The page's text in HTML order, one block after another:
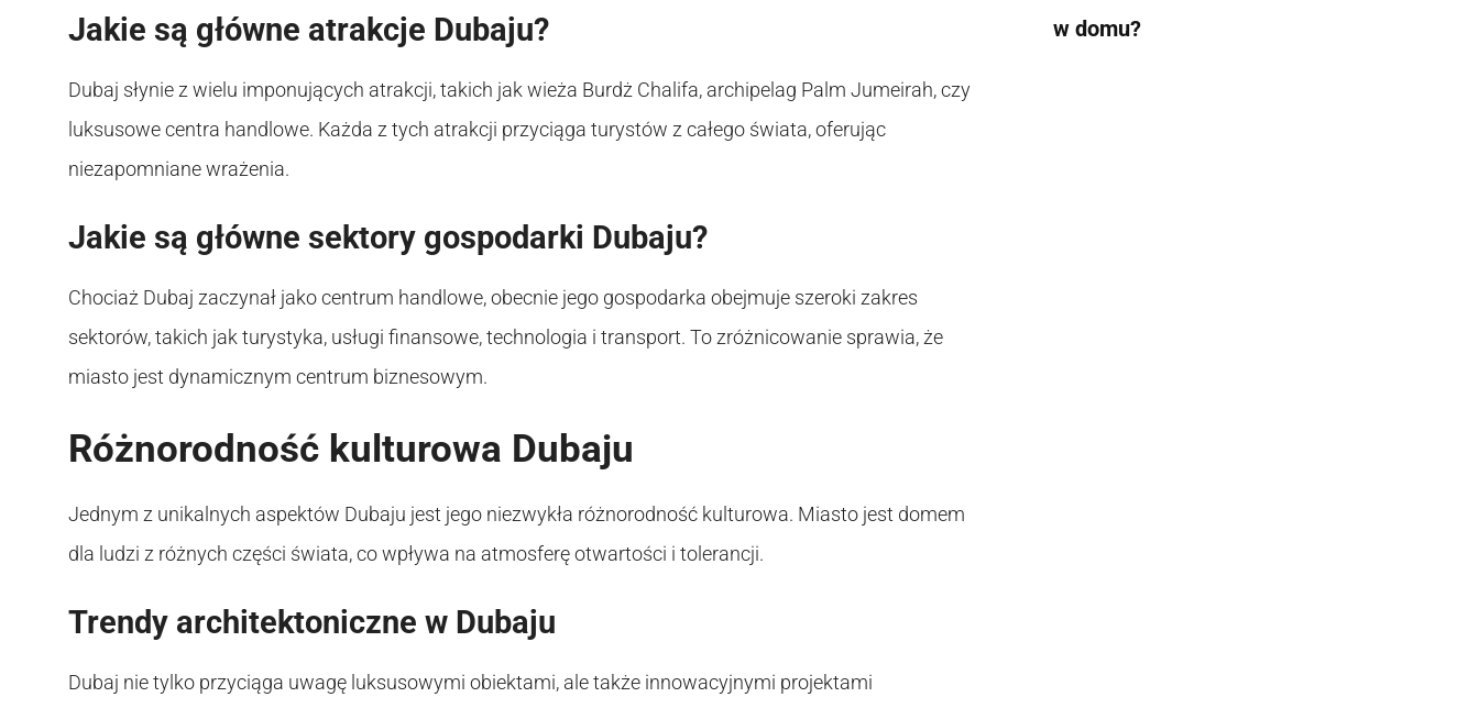
Jakie są główne atrakcje Dubaju?
Dubaj słynie z wielu imponujących atrakcji, takich jak wieża Burdż Chalifa, archipelag Palm Jumeirah, czy
luksusowe centra handlowe. Każda z tych atrakcji przyciąga turystów z całego świata, oferując
niezapomniane wrażenia.
Jakie są główne sektory gospodarki Dubaju?
Chociaż Dubaj zaczynał jako centrum handlowe, obecnie jego gospodarka obejmuje szeroki zakres
sektorów, takich jak turystyka, usługi finansowe, technologia i transport. To zróżnicowanie sprawia, że
miasto jest dynamicznym centrum biznesowym.
Różnorodność kulturowa Dubaju
Jednym z unikalnych aspektów Dubaju jest jego niezwykła różnorodność kulturowa. Miasto jest domem
dla ludzi z różnych części świata, co wpływa na atmosferę otwartości i tolerancji.
Trendy architektoniczne w Dubaju
Dubaj nie tylko przyciąga uwagę luksusowymi obiektami, ale także innowacyjnymi projektami
w domu?